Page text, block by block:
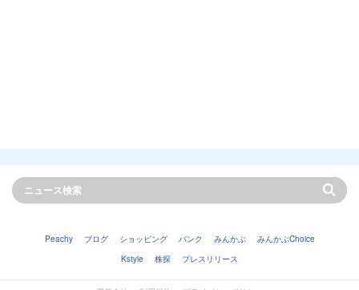
Peachy ブログ ショッピング バンク みんかぶ
みんかぶChoice
Kstyle
株探 プレスリリース